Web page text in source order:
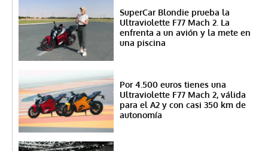
SuperCar Blondie prueba la
Ultraviolette F77 Mach 2. La
enfrenta a un avión y la mete en
una piscina
Por 4.500 euros tienes una
Ultraviolette F77 Mach 2, válida
para el A2 y con casi 350 km de
autonomía